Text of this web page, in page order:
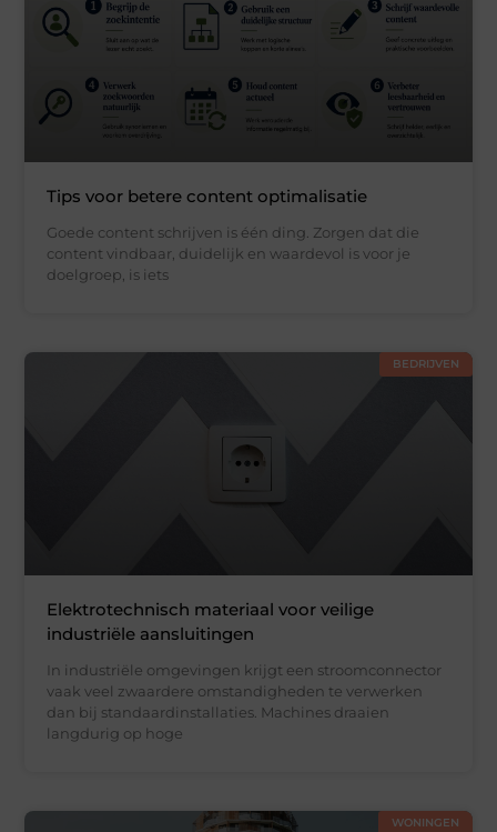
Tips voor betere content optimalisatie
Goede content schrijven is één ding. Zorgen dat die
content vindbaar, duidelijk en waardevol is voor je
doelgroep, is iets
BEDRIJVEN
Elektrotechnisch materiaal voor veilige
industriële aansluitingen
In industriële omgevingen krijgt een stroomconnector
vaak veel zwaardere omstandigheden te verwerken
dan bij standaardinstallaties. Machines draaien
langdurig op hoge
WONINGEN